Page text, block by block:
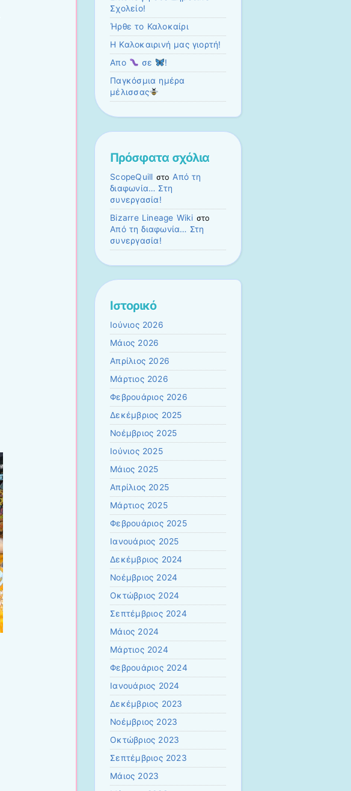
Σχολείο!
Ήρθε το Καλοκαίρι
Η Καλοκαιρινή μας γιορτή!
Απο
σε
!
Παγκόσμια ημέρα
μέλισσας
Πρόσφατα σχόλια
ScopeQuill στο Από τη
διαφωνία… Στη
συνεργασία!
Bizarre Lineage Wiki στο
Από τη διαφωνία… Στη
συνεργασία!
Ιστορικό
Ιούνιος 2026
Μάιος 2026
Απρίλιος 2026
Μάρτιος 2026
Φεβρουάριος 2026
Δεκέμβριος 2025
Νοέμβριος 2025
Ιούνιος 2025
Μάιος 2025
Απρίλιος 2025
Μάρτιος 2025
Φεβρουάριος 2025
Ιανουάριος 2025
Δεκέμβριος 2024
Νοέμβριος 2024
Οκτώβριος 2024
Σεπτέμβριος 2024
Μάιος 2024
Μάρτιος 2024
Φεβρουάριος 2024
Ιανουάριος 2024
Δεκέμβριος 2023
Νοέμβριος 2023
Οκτώβριος 2023
Σεπτέμβριος 2023
Μάιος 2023